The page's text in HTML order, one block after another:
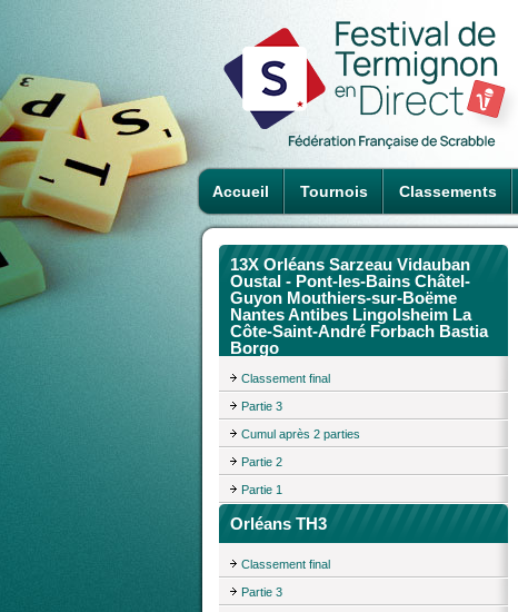
Accueil Tournois Classements
13X Orléans Sarzeau Vidauban
Oustal - Pont-les-Bains Châtel-
Guyon Mouthiers-sur-Boëme
Nantes Antibes Lingolsheim La
Côte-Saint-André Forbach Bastia
Borgo
Classement final
Partie 3
Cumul après 2 parties
Partie 2
Partie 1
Orléans TH3
Classement final
Partie 3